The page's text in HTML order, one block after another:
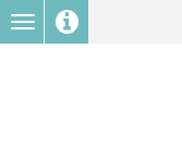
Toggle
navigation